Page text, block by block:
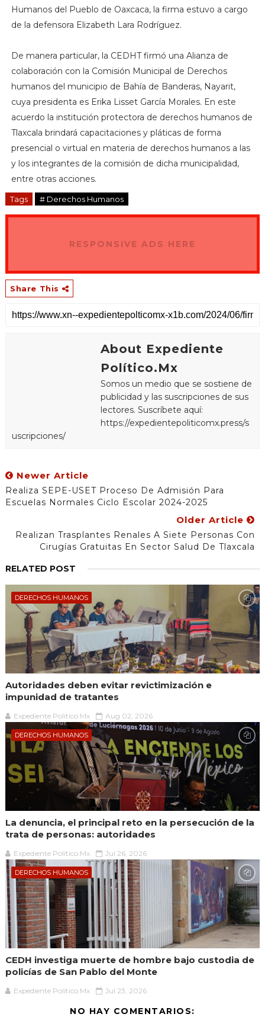
Humanos del Pueblo de Oaxcaca, la firma estuvo a cargo
de la defensora Elizabeth Lara Rodríguez.
De manera particular, la CEDHT firmó una Alianza de
colaboración con la Comisión Municipal de Derechos
humanos del municipio de Bahía de Banderas, Nayarit,
cuya presidenta es Erika Lisset García Morales. En este
acuerdo la institución protectora de derechos humanos de
Tlaxcala brindará capacitaciones y pláticas de forma
presencial o virtual en materia de derechos humanos a las
y los integrantes de la comisión de dicha municipalidad,
entre otras acciones.
Tags # Derechos Humanos
RESPONSIVE ADS HERE
Share This
About Expediente
Político.Mx
Somos un medio que se sostiene de
publicidad y las suscripciones de sus
lectores. Suscríbete aquí:
https://expedientepoliticomx.press/s
uscripciones/
Newer Article
Realiza SEPE-USET Proceso De Admisión Para
Escuelas Normales Ciclo Escolar 2024-2025
Older Article
Realizan Trasplantes Renales A Siete Personas Con
Cirugías Gratuitas En Sector Salud De Tlaxcala
RELATED POST
DERECHOS HUMANOS
Autoridades deben evitar revictimización e
impunidad de tratantes
Expediente Político.Mx Aug 02, 2026
DERECHOS HUMANOS
La denuncia, el principal reto en la persecución de la
trata de personas: autoridades
Expediente Político.Mx Jul 26, 2026
DERECHOS HUMANOS
CEDH investiga muerte de hombre bajo custodia de
policías de San Pablo del Monte
Expediente Político.Mx Jul 23, 2026
NO HAY COMENTARIOS: